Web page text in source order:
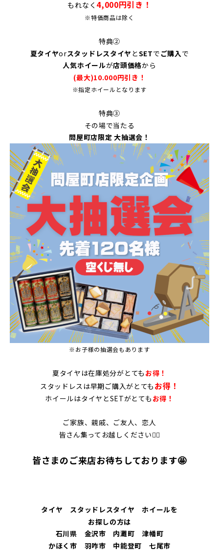
もれなく 4,000円引き！
※特価商品は除く
特典②
夏タイヤorスタッドレスタイヤ とSETで ご購入 で
人気ホイールが店頭価格から
(最大)10.000円引き！
※指定ホイールとなります
特典③
その場で当たる
問屋町店限定 大抽選会！
※お子様の抽選会もあります
夏タイヤは在庫処分がとても お得！
スタッドレスは早期ご購入がとても お得！
ホイールはタイヤとSETがとても お得！
ご家族、親戚、ご友人、恋人
皆さん集ってお越しください🙇‍♂️
皆さまのご来店お待ちしております🤩
タイヤ スタッドレスタイヤ ホイールを
お探しの方は
石川県 金沢市 内灘町 津幡町
かほく市 羽咋市 中能登町 七尾市